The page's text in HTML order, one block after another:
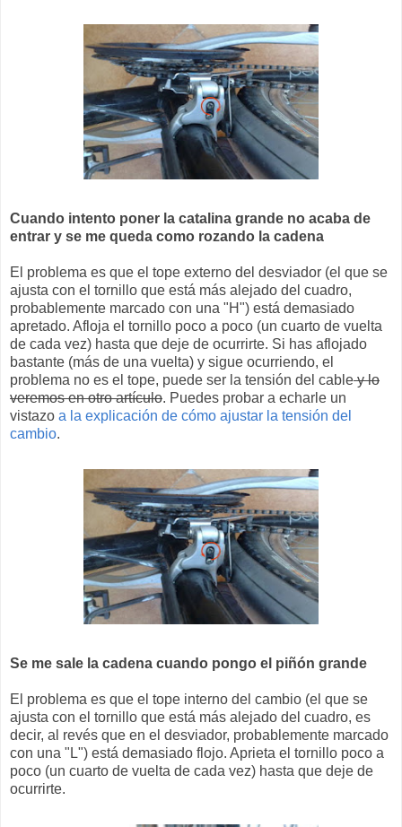
Cuando intento poner la catalina grande no acaba de
entrar y se me queda como rozando la cadena
El problema es que el tope externo del desviador (el que se
ajusta con el tornillo que está más alejado del cuadro,
probablemente marcado con una "H") está demasiado
apretado. Afloja el tornillo poco a poco (un cuarto de vuelta
de cada vez) hasta que deje de ocurrirte. Si has aflojado
bastante (más de una vuelta) y sigue ocurriendo, el
problema no es el tope, puede ser la tensión del cabley lo
veremos en otro artículo. Puedes probar a echarle un
vistazo a la explicación de cómo ajustar la tensión del
cambio.
Se me sale la cadena cuando pongo el piñón grande
El problema es que el tope interno del cambio (el que se
ajusta con el tornillo que está más alejado del cuadro, es
decir, al revés que en el desviador, probablemente marcado
con una "L") está demasiado flojo. Aprieta el tornillo poco a
poco (un cuarto de vuelta de cada vez) hasta que deje de
ocurrirte.